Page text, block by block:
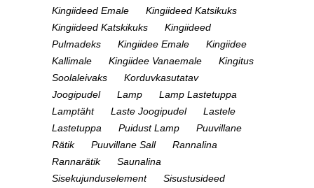
Kingiideed Emale
Kingiideed Katsikuks
Kingiideed Katskikuks
Kingiideed
Pulmadeks
Kingiidee Emale
Kingiidee
Kallimale
Kingiidee Vanaemale
Kingitus
Soolaleivaks
Korduvkasutatav
Joogipudel
Lamp
Lamp Lastetuppa
Lamptäht
Laste Joogipudel
Lastele
Lastetuppa
Puidust Lamp
Puuvillane
Rätik
Puuvillane Sall
Rannalina
Rannarätik
Saunalina
Sisekujunduselement
Sisustusideed